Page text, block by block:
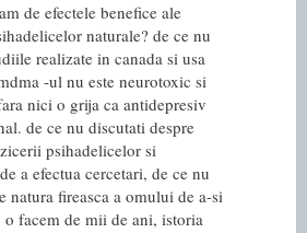
de efectele benefice ale
naturale? de ce nu
realizate in canada si usa
-ul nu este neurotoxic si
nici o grija ca antidepresiv
de ce nu discutati despre
psihadelicelor si
a efectua cercetari, de ce nu
natura fireasca a omului de a-si
o facem de mii de ani, istoria